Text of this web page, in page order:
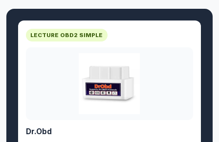
LECTURE OBD2 SIMPLE
Dr.Obd